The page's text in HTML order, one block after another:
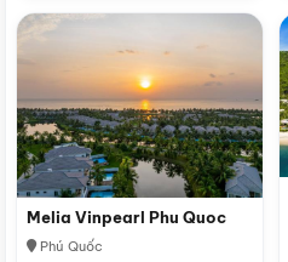
Melia Vinpearl Phu Quoc
Phú Quốc